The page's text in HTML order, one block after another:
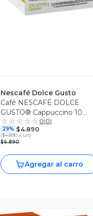
Nescafé Dolce Gusto
Café NESCAFÉ DOLCE
GUSTO® Cappuccino 10
Cápsulas
0(0)
29% $4.890
($4.890 x un)
$6.890
Agregar al carro